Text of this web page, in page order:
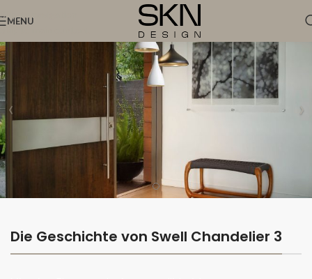
Skip to navigation
Skip to main content
MENU
Die Geschichte von Swell Chandelier 3